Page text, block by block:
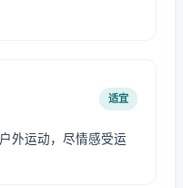
适宜
外运动，尽情感受运